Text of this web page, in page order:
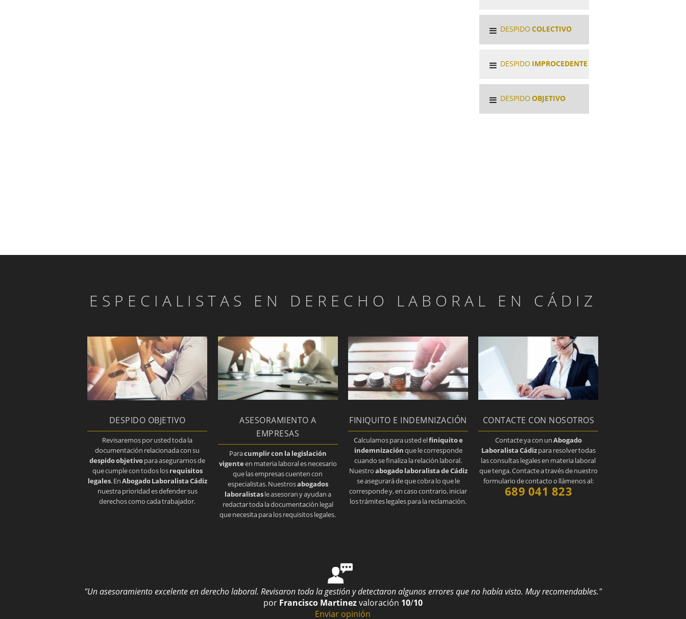
DESPIDO COLECTIVO
DESPIDO IMPROCEDENTE
DESPIDO OBJETIVO
ESPECIALISTAS EN DERECHO LABORAL EN CÁDIZ
DESPIDO OBJETIVO
Revisaremos por usted toda la
documentación relacionada con su
despido objetivopara asegurarnos de
que cumple con todos losrequisitos
legales. EnAbogado Laboralista Cádiz
nuestra prioridad es defender sus
derechos como cada trabajador.
ASESORAMIENTO A
EMPRESAS
Paracumplir con la legislación
vigenteen materia laboral es necesario
que las empresas cuenten con
especialistas. Nuestrosabogados
laboralistasle asesoran y ayudan a
redactar toda la documentación legal
que necesita para los requisitos legales.
FINIQUITO E INDEMNIZACIÓN
Calculamos para usted elfiniquito e
indemnizaciónque le corresponde
cuando se finaliza la relación laboral.
Nuestroabogado laboralista de Cádiz
se asegurará de que cobra lo que le
corresponde y, en caso contrario, iniciar
los trámites legales para la reclamación.
CONTACTE CON NOSOTROS
Contacte ya con unAbogado
Laboralista Cádizpara resolver todas
las consultas legales en materia laboral
que tenga. Contacte a través de nuestro
formulario de contacto o llámenos al:
689 041 823
"Un asesoramiento excelente en derecho laboral. Revisaron toda la gestión y detectaron algunos errores que no había visto. Muy recomendables."
por Francisco Martinezvaloración 10/10
Enviar opinión